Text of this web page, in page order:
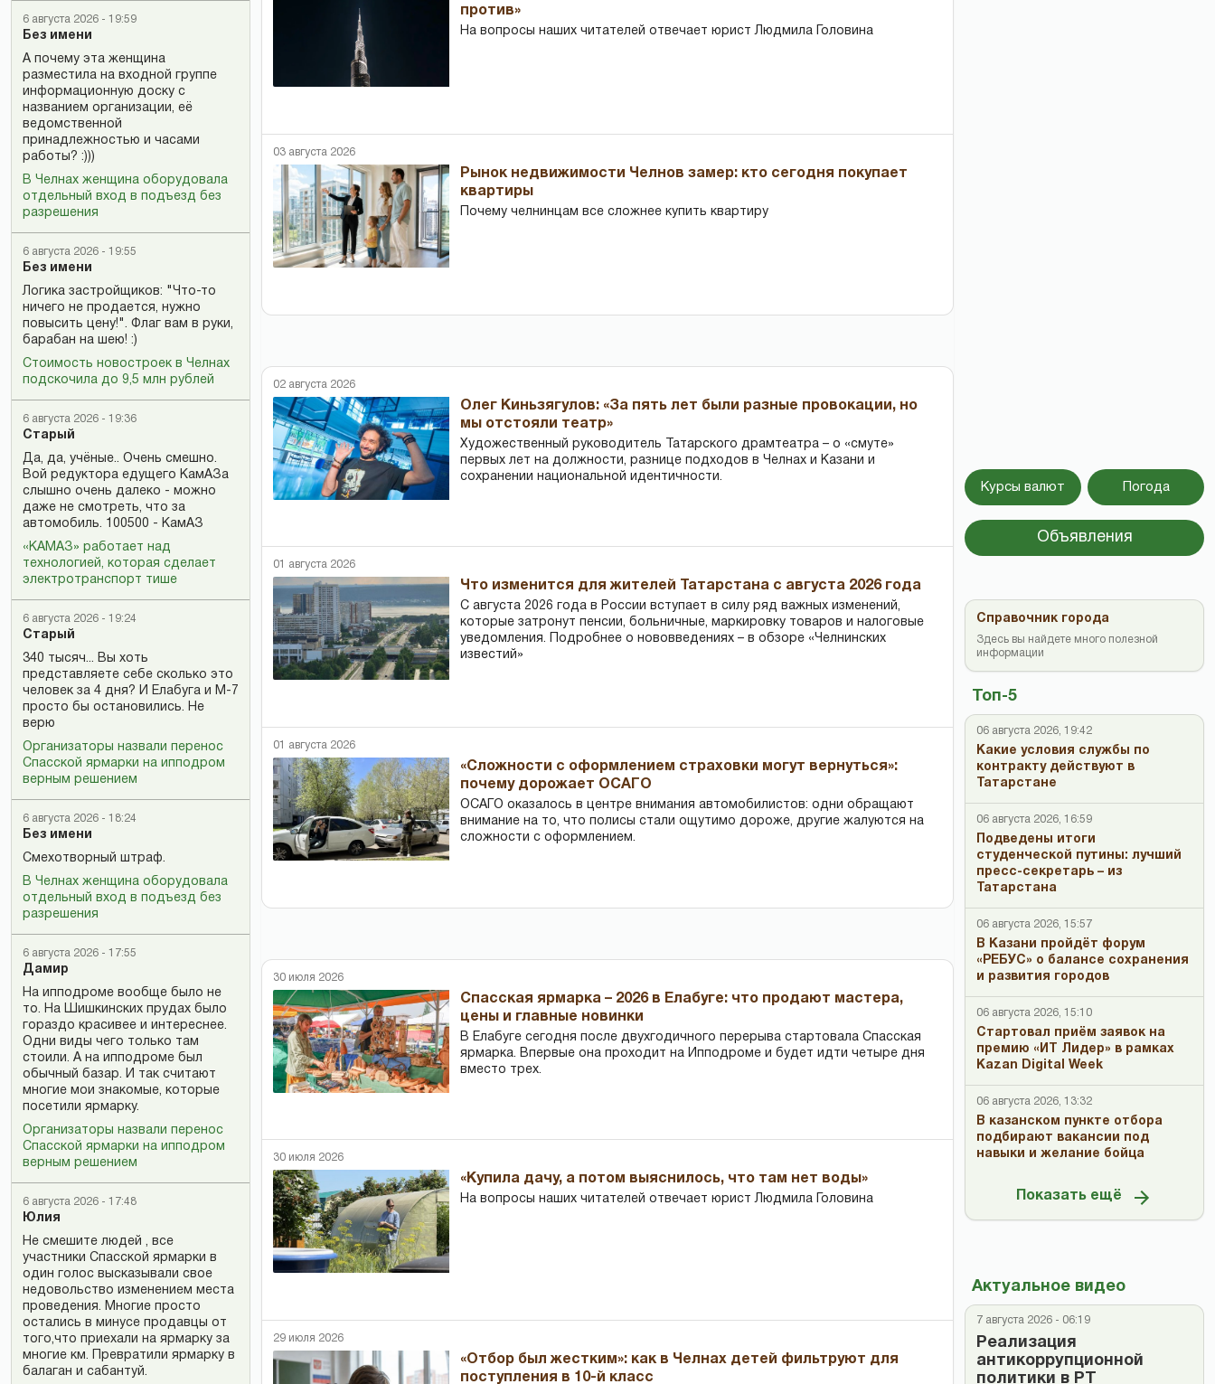
6 августа 2026 - 19:59
Без имени
А почему эта женщина
разместила на входной группе
информационную доску с
названием организации, её
ведомственной
принадлежностью и часами
работы? :)))
В Челнах женщина оборудовала
отдельный вход в подъезд без
разрешения
6 августа 2026 - 19:55
Без имени
Логика застройщиков: "Что-то
ничего не продается, нужно
повысить цену!". Флаг вам в руки,
барабан на шею! :)
Стоимость новостроек в Челнах
подскочила до 9,5 млн рублей
6 августа 2026 - 19:36
Старый
Да, да, учёные.. Очень смешно.
Вой редуктора едущего КамАЗа
слышно очень далеко - можно
даже не смотреть, что за
автомобиль. 100500 - КамАЗ
«КАМАЗ» работает над
технологией, которая сделает
электротранспорт тише
6 августа 2026 - 19:24
Старый
340 тысяч... Вы хоть
представляете себе сколько это
человек за 4 дня? И Елабуга и М-7
просто бы остановились. Не
верю
Организаторы назвали перенос
Спасской ярмарки на ипподром
верным решением
6 августа 2026 - 18:24
Без имени
Смехотворный штраф.
В Челнах женщина оборудовала
отдельный вход в подъезд без
разрешения
6 августа 2026 - 17:55
Дамир
На ипподроме вообще было не
то. На Шишкинских прудах было
гораздо красивее и интереснее.
Одни виды чего только там
стоили. А на ипподроме был
обычный базар. И так считают
многие мои знакомые, которые
посетили ярмарку.
Организаторы назвали перенос
Спасской ярмарки на ипподром
верным решением
6 августа 2026 - 17:48
Юлия
Не смешите людей , все
участники Спасской ярмарки в
один голос высказывали свое
недовольство изменением места
проведения. Многие просто
остались в минусе продавцы от
того,что приехали на ярмарку за
многие км. Превратили ярмарку в
балаган и сабантуй.
против»
На вопросы наших читателей отвечает юрист Людмила Головина
03 августа 2026
Рынок недвижимости Челнов замер: кто сегодня покупает
квартиры
Почему челнинцам все сложнее купить квартиру
02 августа 2026
Олег Киньзягулов: «За пять лет были разные провокации, но
мы отстояли театр»
Художественный руководитель Татарского драмтеатра – о «смуте»
первых лет на должности, разнице подходов в Челнах и Казани и
сохранении национальной идентичности.
01 августа 2026
Что изменится для жителей Татарстана с августа 2026 года
С августа 2026 года в России вступает в силу ряд важных изменений,
которые затронут пенсии, больничные, маркировку товаров и налоговые
уведомления. Подробнее о нововведениях – в обзоре «Челнинских
известий»
01 августа 2026
«Сложности с оформлением страховки могут вернуться»:
почему дорожает ОСАГО
ОСАГО оказалось в центре внимания автомобилистов: одни обращают
внимание на то, что полисы стали ощутимо дороже, другие жалуются на
сложности с оформлением.
30 июля 2026
Спасская ярмарка – 2026 в Елабуге: что продают мастера,
цены и главные новинки
В Елабуге сегодня после двухгодичного перерыва стартовала Спасская
ярмарка. Впервые она проходит на Ипподроме и будет идти четыре дня
вместо трех.
30 июля 2026
«Купила дачу, а потом выяснилось, что там нет воды»
На вопросы наших читателей отвечает юрист Людмила Головина
29 июля 2026
«Отбор был жестким»: как в Челнах детей фильтруют для
поступления в 10-й класс
Курсы валют Погода
Объявления
Топ-5
06 августа 2026, 19:42
Какие условия службы по
контракту действуют в
Татарстане
06 августа 2026, 16:59
Подведены итоги
студенческой путины: лучший
пресс-секретарь – из
Татарстана
06 августа 2026, 15:57
В Казани пройдёт форум
«РЕБУС» о балансе сохранения
и развития городов
06 августа 2026, 15:10
Стартовал приём заявок на
премию «ИТ Лидер» в рамках
Kazan Digital Week
06 августа 2026, 13:32
В казанском пункте отбора
подбирают вакансии под
навыки и желание бойца
Показать ещё
Актуальное видео
7 августа 2026 - 06:19
Реализация
антикоррупционной
политики в РТ
Справочник города
Здесь вы найдете много полезной
информации